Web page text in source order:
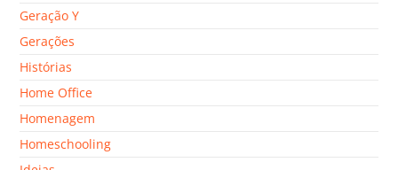
Geração Y
Gerações
Histórias
Home Office
Homenagem
Homeschooling